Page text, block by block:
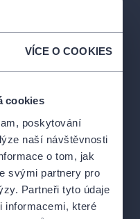
VÍCE O COOKIES
cookies
poskytování
naší návštěvnosti
o tom, jak
svými partnery pro
Partneři tyto údaje
informacemi, které
čiperného staříka.
než si z toho dělat